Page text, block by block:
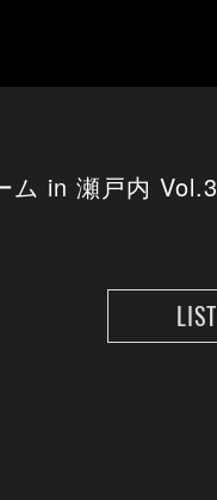
ム in 瀬戸内 Vol.3
LIST